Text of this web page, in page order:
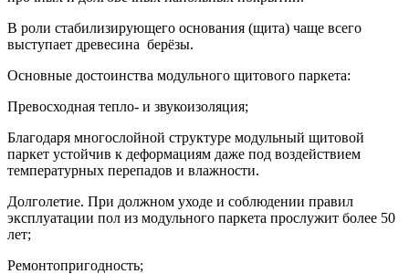
В роли стабилизирующего основания (щита) чаще всего
выступает древесина берёзы.
Основные достоинства модульного щитового паркета:
Превосходная тепло- и звукоизоляция;
Благодаря многослойной структуре модульный щитовой
паркет устойчив к деформациям даже под воздействием
температурных перепадов и влажности.
Долголетие. При должном уходе и соблюдении правил
эксплуатации пол из модульного паркета прослужит более 50
лет;
Ремонтопригодность;